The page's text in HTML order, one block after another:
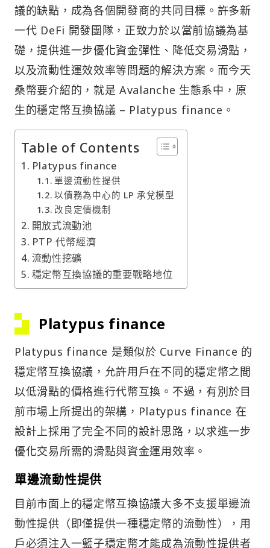
議的缺點，成為各個開發商的共同目標。許多新
一代 DeFi 開發團隊，正致力於以當前協議為基
礎，提供進一步優化資金彈性、降低交易滑點，
以及流動性運效效率等問題的解決方案。而今天
桑幣要介紹的，就是 Avalanche 生態系中，原
生的穩定幣互換協議 – Platypus finance。
Table of Contents
Platypus finance
單邊流動性提供
以債務為中心的 LP 承兌模型
改良定價機制
開放式流動池
PTP 代幣經濟
流動性挖礦
穩定幣互換協議的重要戰略地位
Platypus finance
Platypus finance 是類似於 Curve Finance 的
穩定幣互換協議，允許用戶在不同的穩定幣之間
以低滑點的價格進行代幣互換。不過，有別於目
前市場上所提出的架構，Platypus finance 在
設計上採用了完全不同的設計思路，以求進一步
優化交易所需的滑點與資金運用效率。
單邊流動性提供
目前市面上的穩定幣互換協議大多不支援單邊流
動性提供（即僅提供一種穩定幣的流動性），用
戶必須注入一籃子穩定幣才能成為流動性提供者